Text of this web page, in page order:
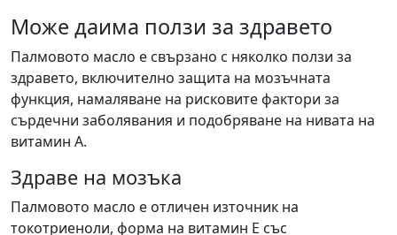
Може даима ползи за здравето
Палмовото масло е свързано с няколко ползи за
здравето, включително защита на мозъчната
функция, намаляване на рисковите фактори за
сърдечни заболявания и подобряване на нивата на
витамин А.
Здраве на мозъкa
Палмовото масло е отличен източник на
токотриеноли, форма на витамин Е със